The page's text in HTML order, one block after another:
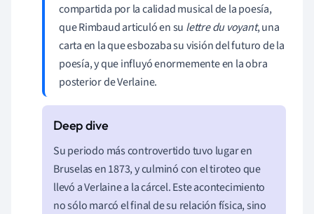
compartida por la calidad musical de la poesía,
que Rimbaud articuló en su lettre du voyant, una
carta en la que esbozaba su visión del futuro de la
poesía, y que influyó enormemente en la obra
posterior de Verlaine.
Su periodo más controvertido tuvo lugar en
Bruselas en 1873, y culminó con el tiroteo que
llevó a Verlaine a la cárcel. Este acontecimiento
no sólo marcó el final de su relación física, sino